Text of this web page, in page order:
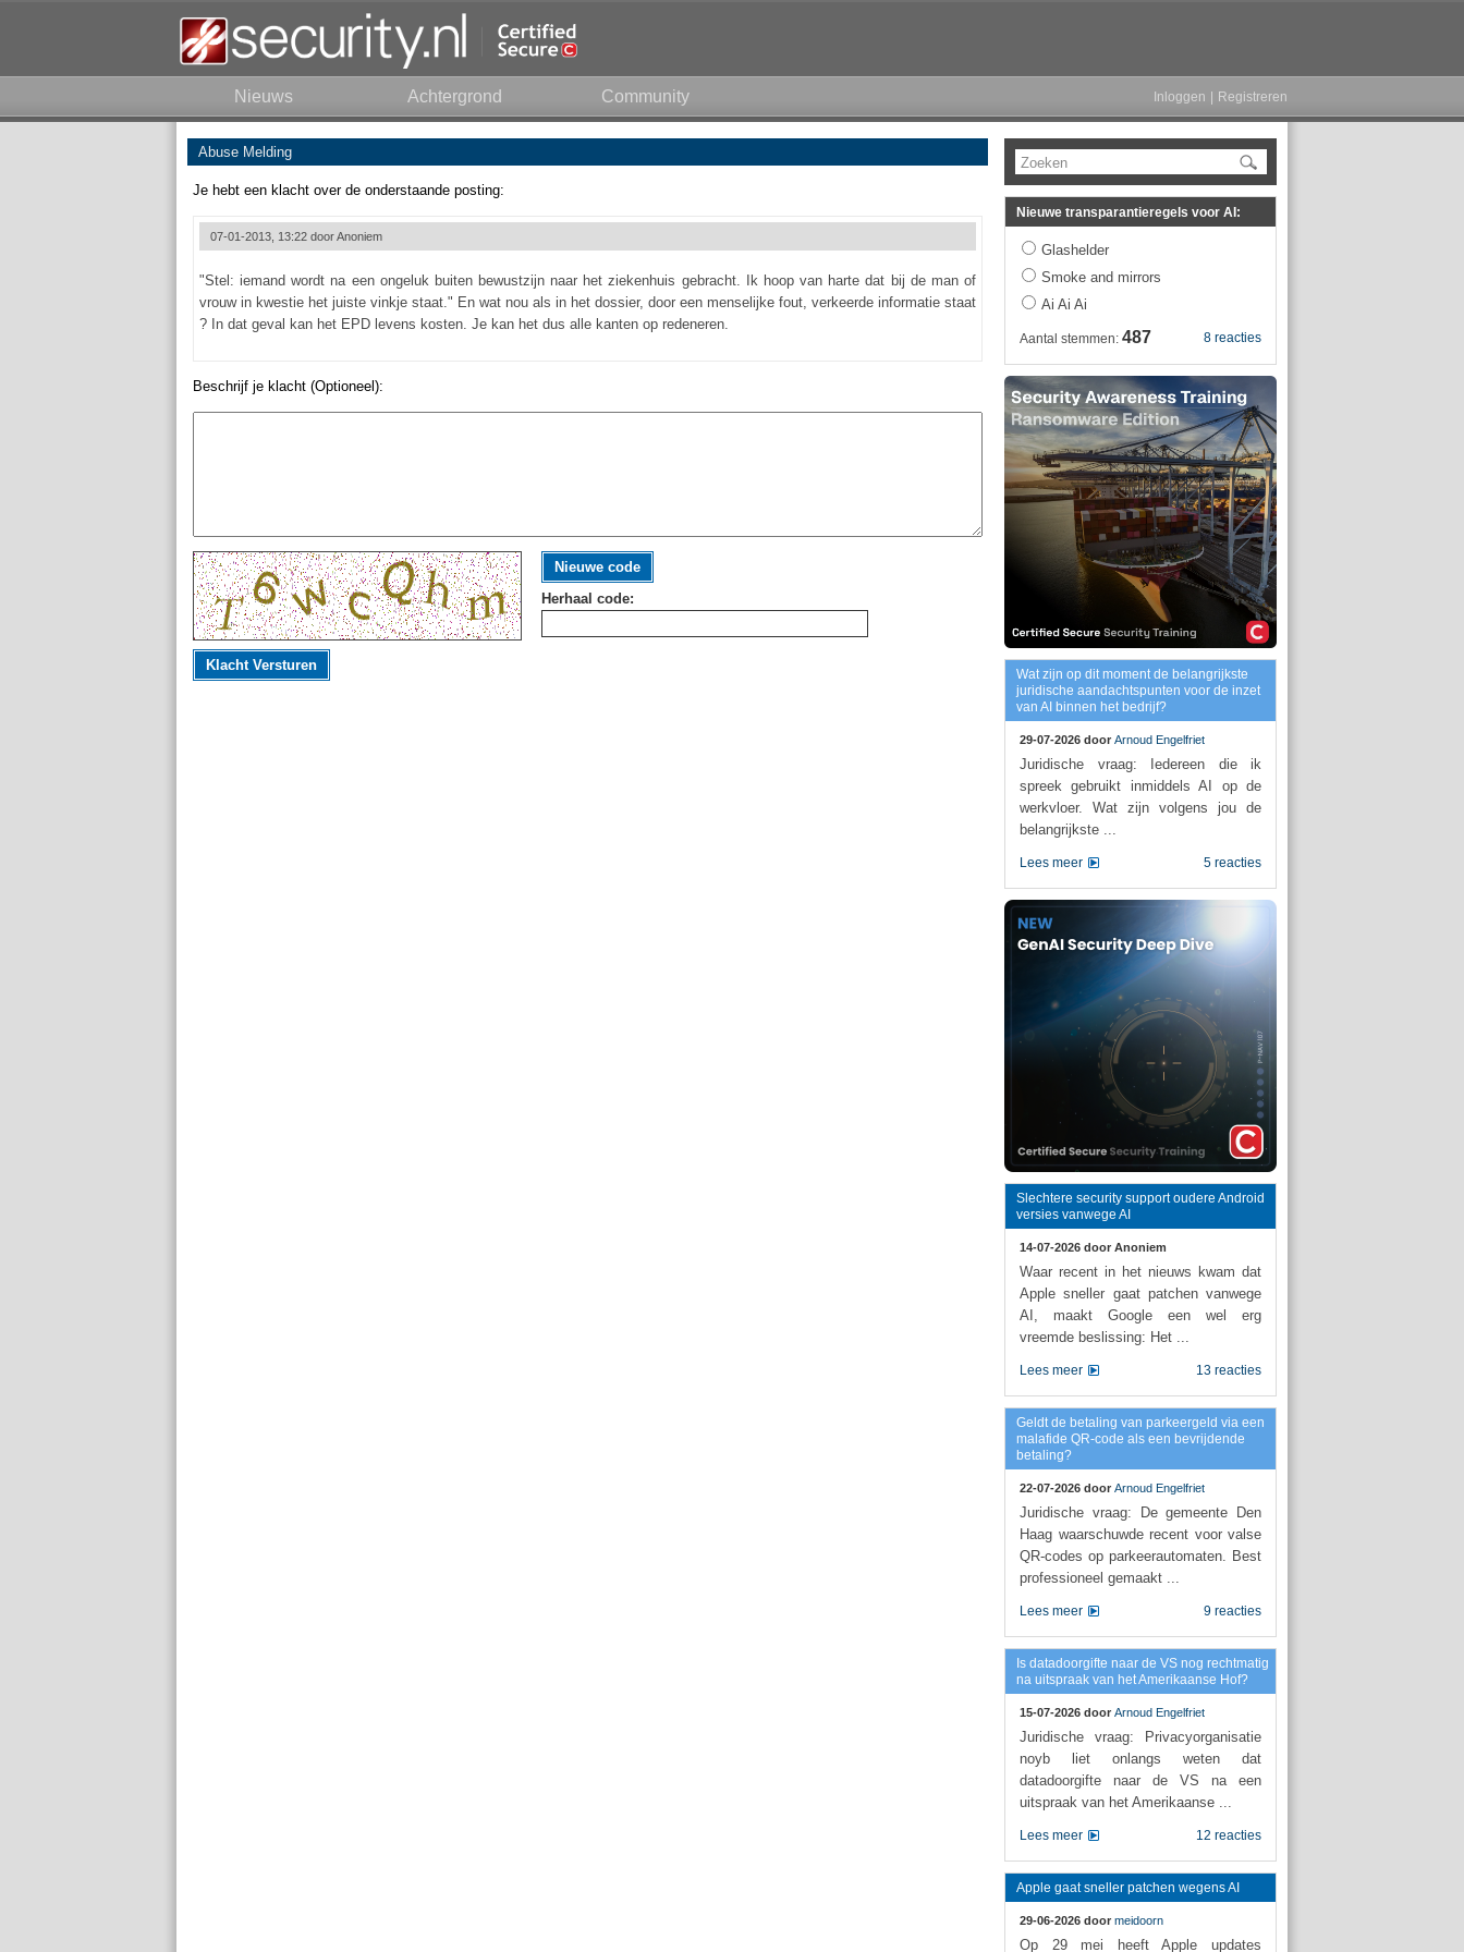
Nieuws Achtergrond Community Inloggen Registreren
Abuse Melding
Je hebt een klacht over de onderstaande posting:
07-01-2013, 13:22 doorAnoniem
"Stel: iemand wordt na een ongeluk buiten bewustzijn naar het ziekenhuis gebracht. Ik hoop van harte dat bij de man of
vrouw in kwestie het juiste vinkje staat." En wat nou als in het dossier, door een menselijke fout, verkeerde informatie staat
? In dat geval kan het EPD levens kosten. Je kan het dus alle kanten op redeneren.
Beschrijf je klacht (Optioneel):
Nieuwe code
Herhaal code:
Klacht Versturen
Zoeken
Nieuwe transparantieregels voor AI:
Glashelder
Smoke and mirrors
Ai Ai Ai
8 reacties
Aantal stemmen: 487
Wat zijn op dit moment de belangrijkste
juridische aandachtspunten voor de inzet
van AI binnen het bedrijf?
29-07-2026 door Arnoud Engelfriet
Juridische vraag: Iedereen die ik
spreek gebruikt inmiddels AI op de
werkvloer. Wat zijn volgens jou de
belangrijkste ...
5 reacties
Lees meer
Slechtere security support oudere Android
versies vanwege AI
14-07-2026 door Anoniem
Waar recent in het nieuws kwam dat
Apple sneller gaat patchen vanwege
AI, maakt Google een wel erg
vreemde beslissing: Het ...
13 reacties
Lees meer
Geldt de betaling van parkeergeld via een
malafide QR-code als een bevrijdende
betaling?
22-07-2026 door Arnoud Engelfriet
Juridische vraag: De gemeente Den
Haag waarschuwde recent voor valse
QR-codes op parkeerautomaten. Best
professioneel gemaakt ...
9 reacties
Lees meer
Is datadoorgifte naar de VS nog rechtmatig
na uitspraak van het Amerikaanse Hof?
15-07-2026 door Arnoud Engelfriet
Juridische vraag: Privacyorganisatie
noyb liet onlangs weten dat
datadoorgifte naar de VS na een
uitspraak van het Amerikaanse ...
12 reacties
Lees meer
Apple gaat sneller patchen wegens AI
29-06-2026 door meidoorn
Op 29 mei heeft Apple updates